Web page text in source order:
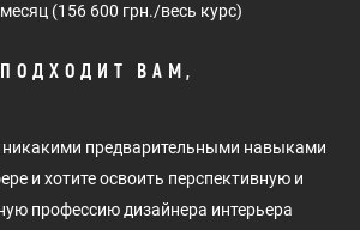
(156 600 грн./весь курс)
ВАМ,
никакими предварительными навыками
и хотите освоить перспективную и
профессию дизайнера интерьера